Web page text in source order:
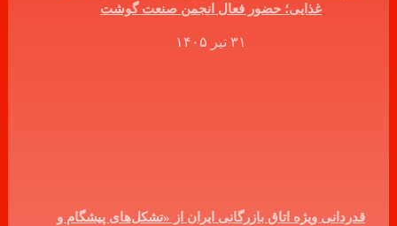
غذایی؛ حضور فعال انجمن صنعت گوشت
۳۱ تیر ۱۴۰۵
قدردانی ویژه اتاق بازرگانی ایران از «تشکل‌های پیشگام و